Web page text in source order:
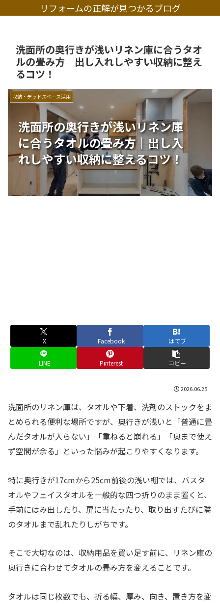
リフォームの正解が見つかるブログ
洗面所の奥行きが浅いリネン庫に合うタオ
ルの畳み方｜出し入れしやすい収納に整え
るコツ！
洗面所の奥行きが浅いリネン庫
に合うタオルの畳み方｜出し入
れしやすい収納に整えるコツ！
収納・デッドスペース活用
X Facebook はてブ
LINE Pinterest コピー
2026.06.25
洗面所のリネン庫は、タオルや下着、洗剤のストックをま
とめられる便利な場所ですが、奥行きが浅いと「普通に畳
んだタオルが入らない」「重ねると崩れる」「奥まで使え
ず空間が余る」といった悩みが起こりやすくなります。
特に奥行きが17cmから25cm前後の浅い棚では、バスタ
オルやフェイスタオルを一般的な四つ折りのまま置くと、
手前にはみ出したり、扉に当たったり、取り出すたびに隣
のタオルまで乱れたりしがちです。
そこで大切なのは、収納用品を買い足す前に、リネン庫の
奥行きに合わせてタオルの畳み方を変えることです。
タオルは同じ枚数でも、折る幅、厚み、向き、置き方を変